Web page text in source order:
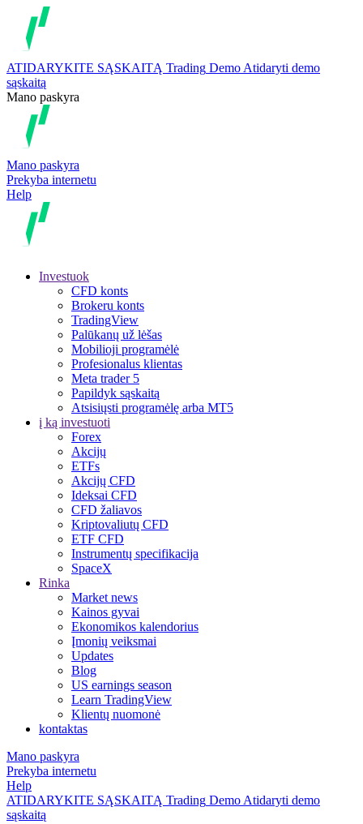
ATIDARYKITE SĄSKAITĄ Trading Demo Atidaryti demo
sąskaitą
Mano paskyra
Mano paskyra
Prekyba internetu
Help
Investuok
CFD konts
Brokeru konts
TradingView
Palūkanų už lėšas
Mobilioji programėlė
Profesionalus klientas
Meta trader 5
Papildyk sąskaitą
Atsisiųsti programėlę arba MT5
į ką investuoti
Forex
Akcijų
ETFs
Akcijų CFD
Ideksai CFD
CFD žaliavos
Kriptovaliutų CFD
ETF CFD
Instrumentų specifikacija
SpaceX
Rinka
Market news
Kainos gyvai
Ekonomikos kalendorius
Įmonių veiksmai
Updates
Blog
US earnings season
Learn TradingView
Klientų nuomonė
kontaktas
Mano paskyra
Prekyba internetu
Help
ATIDARYKITE SĄSKAITĄ Trading Demo Atidaryti demo
sąskaitą